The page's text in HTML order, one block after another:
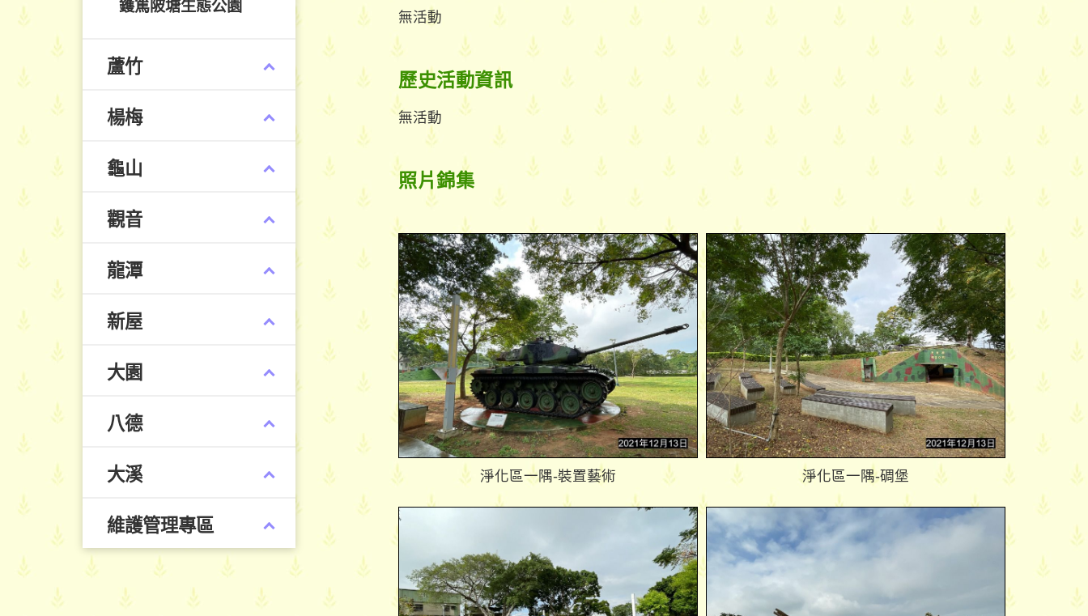
鑊篤陂塘生態公園
蘆竹
楊梅
龜山
觀音
龍潭
新屋
大園
八德
大溪
維護管理專區
無活動
歷史活動資訊
無活動
照片錦集
淨化區一隅-裝置藝術 淨化區一隅-碉堡